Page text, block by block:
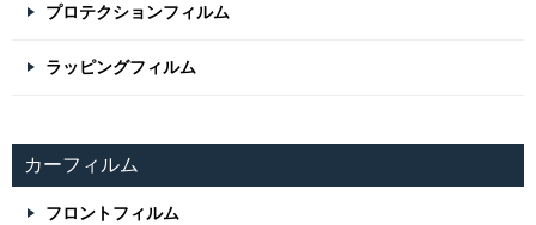
プロテクションフィルム
ラッピングフィルム
カーフィルム
フロントフィルム